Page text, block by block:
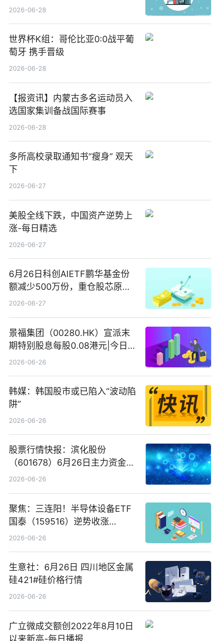
觉
2026-06-28
世界杯K组：哥伦比亚0:0战平葡
萄牙 携手晋级
2026-06-28
【报资讯】内蒙古多名运动员入
选国家集训备战国际赛事
2026-06-28
多所高校录取通知书“瘦身” 观天
下
2026-06-27
美股全线下跌，中国资产逆势上
涨-每日精选
2026-06-27
6月26日科创AIETF鹏华基金份
额减少500万份，重仓股芯原股
份、寒武纪、澜起科技 观速讯
2026-06-27
景福集团（00280.HK）宣派末
期特别股息每股0.08港元|今日快
看
2026-06-26
韩媒：韩国股市或已陷入“波动陷
阱”
2026-06-26
股票行情快报：滨化股份
（601678）6月26日主力资金净
卖出5964.34万元
2026-06-26
聚焦：三连阳！半导体设备ETF
国泰（159516）逆势收涨
3.5%，近10日累计净流入超65
2026-06-26
生意社：6月26日 四川地区金属
硅421#硅价格行情
2026-06-26
广立微成交额创2022年8月10日
以来新高-每日播报